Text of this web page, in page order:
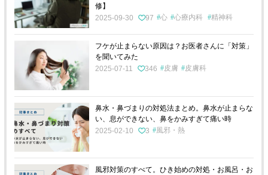
修】
2025-09-30
97 心 心療内科 精神科
フケが止まらない原因は？お医者さんに「対策」
を聞いてみた
2025-07-11
346 皮膚 皮膚科
鼻水・鼻づまりの対処法まとめ。鼻水が止まらな
い、息ができない、鼻をかみすぎて痛い時
2025-02-10
3 風邪・熱
風邪対策のすべて。ひき始めの対処・お風呂・お